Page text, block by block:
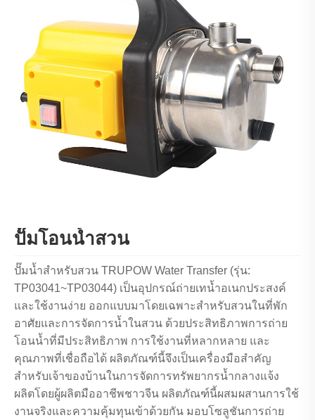
ปั๊มโอนน้ำสวน
ปั๊มน้ำสำหรับสวน TRUPOW Water Transfer (รุ่น:
TP03041~TP03044) เป็นอุปกรณ์ถ่ายเทน้ำอเนกประสงค์
และใช้งานง่าย ออกแบบมาโดยเฉพาะสำหรับสวนในที่พัก
อาศัยและการจัดการน้ำในสวน ด้วยประสิทธิภาพการถ่าย
โอนน้ำที่มีประสิทธิภาพ การใช้งานที่หลากหลาย และ
คุณภาพที่เชื่อถือได้ ผลิตภัณฑ์นี้จึงเป็นเครื่องมือสำคัญ
สำหรับเจ้าของบ้านในการจัดการทรัพยากรน้ำกลางแจ้ง
ผลิตโดยผู้ผลิตมืออาชีพชาวจีน ผลิตภัณฑ์นี้ผสมผสานการใช้
งานจริงและความคุ้มทุนเข้าด้วยกัน มอบโซลูชันการถ่าย